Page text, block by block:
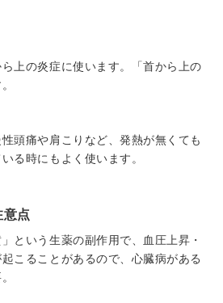
上の炎症に使います。「首から上の
頭痛や肩こりなど、発熱が無くても
る時にもよく使います。
意点
という生薬の副作用で、血圧上昇・
こることがあるので、心臓病がある